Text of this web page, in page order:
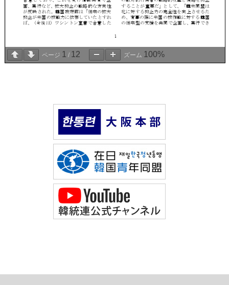
ページ 1 / 12 ズーム 100%